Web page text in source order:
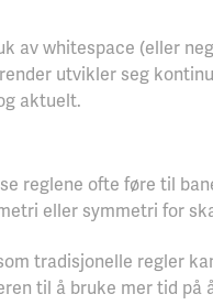
av whitespace (eller
utvikler seg
aktuelt.
reglene ofte føre til
eller symmetri for
tradisjonelle regler
til å bruke mer tid på